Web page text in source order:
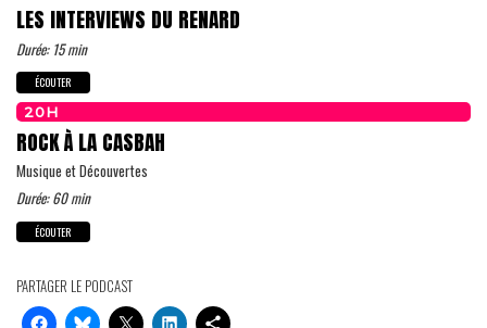
LES INTERVIEWS DU RENARD
Durée: 15 min
ÉCOUTER
20H
ROCK À LA CASBAH
Musique et Découvertes
Durée: 60 min
ÉCOUTER
PARTAGER LE PODCAST